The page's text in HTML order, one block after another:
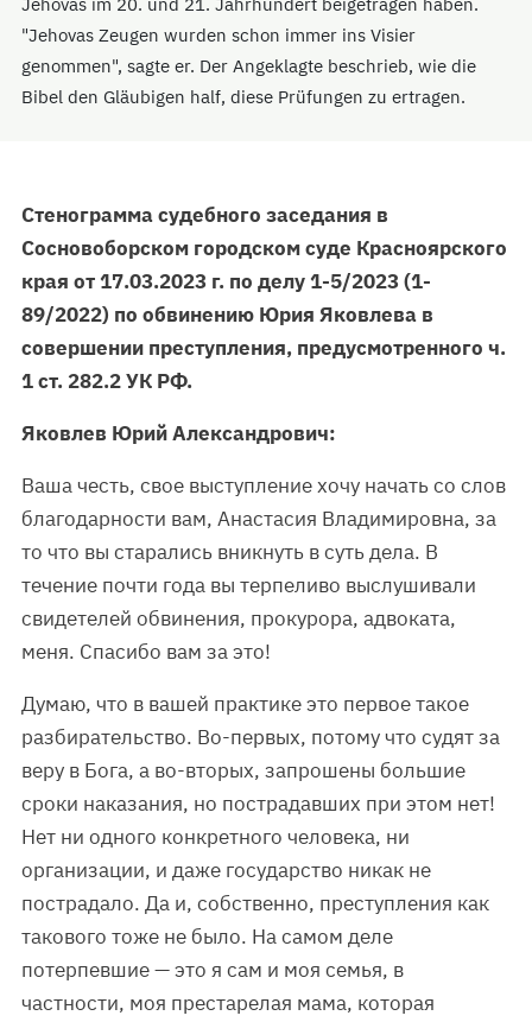
Jehovas im 20. und 21. Jahrhundert beigetragen haben.
"Jehovas Zeugen wurden schon immer ins Visier
genommen", sagte er. Der Angeklagte beschrieb, wie die
Bibel den Gläubigen half, diese Prüfungen zu ertragen.
Стенограмма судебного заседания в
Сосновоборском городском суде Красноярского
края от 17.03.2023 г. по делу 1-5/2023 (1-
89/2022) по обвинению Юрия Яковлева в
совершении преступления, предусмотренного ч.
1 ст. 282.2 УК РФ.
Яковлев Юрий Александрович:
Ваша честь, свое выступление хочу начать со слов
благодарности вам, Анастасия Владимировна, за
то что вы старались вникнуть в суть дела. В
течение почти года вы терпеливо выслушивали
свидетелей обвинения, прокурора, адвоката,
меня. Спасибо вам за это!
Думаю, что в вашей практике это первое такое
разбирательство. Во-первых, потому что судят за
веру в Бога, а во-вторых, запрошены большие
сроки наказания, но пострадавших при этом нет!
Нет ни одного конкретного человека, ни
организации, и даже государство никак не
пострадало. Да и, собственно, преступления как
такового тоже не было. На самом деле
потерпевшие — это я сам и моя семья, в
частности, моя престарелая мама, которая